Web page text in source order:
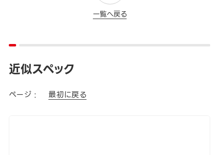
一覧へ戻る
近似スペック
ページ : 最初に戻る